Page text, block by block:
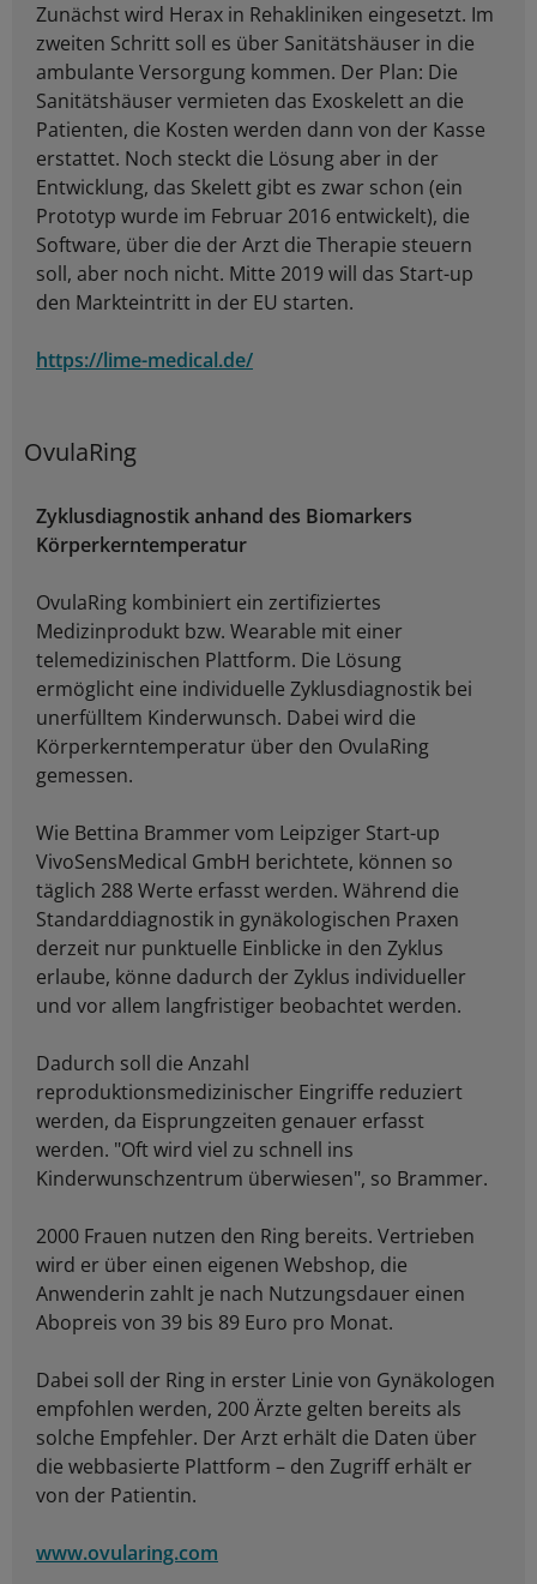
Zunächst wird Herax in Rehakliniken eingesetzt. Im
zweiten Schritt soll es über Sanitätshäuser in die
ambulante Versorgung kommen. Der Plan: Die
Sanitätshäuser vermieten das Exoskelett an die
Patienten, die Kosten werden dann von der Kasse
erstattet. Noch steckt die Lösung aber in der
Entwicklung, das Skelett gibt es zwar schon (ein
Prototyp wurde im Februar 2016 entwickelt), die
Software, über die der Arzt die Therapie steuern
soll, aber noch nicht. Mitte 2019 will das Start-up
den Markteintritt in der EU starten.
https://lime-medical.de/
OvulaRing
Zyklusdiagnostik anhand des Biomarkers
Körperkerntemperatur
OvulaRing kombiniert ein zertifiziertes
Medizinprodukt bzw. Wearable mit einer
telemedizinischen Plattform. Die Lösung
ermöglicht eine individuelle Zyklusdiagnostik bei
unerfülltem Kinderwunsch. Dabei wird die
Körperkerntemperatur über den OvulaRing
gemessen.
Wie Bettina Brammer vom Leipziger Start-up
VivoSensMedical GmbH berichtete, können so
täglich 288 Werte erfasst werden. Während die
Standarddiagnostik in gynäkologischen Praxen
derzeit nur punktuelle Einblicke in den Zyklus
erlaube, könne dadurch der Zyklus individueller
und vor allem langfristiger beobachtet werden.
Dadurch soll die Anzahl
reproduktionsmedizinischer Eingriffe reduziert
werden, da Eisprungzeiten genauer erfasst
werden. "Oft wird viel zu schnell ins
Kinderwunschzentrum überwiesen", so Brammer.
2000 Frauen nutzen den Ring bereits. Vertrieben
wird er über einen eigenen Webshop, die
Anwenderin zahlt je nach Nutzungsdauer einen
Abopreis von 39 bis 89 Euro pro Monat.
Dabei soll der Ring in erster Linie von Gynäkologen
empfohlen werden, 200 Ärzte gelten bereits als
solche Empfehler. Der Arzt erhält die Daten über
die webbasierte Plattform – den Zugriff erhält er
von der Patientin.
www.ovularing.com